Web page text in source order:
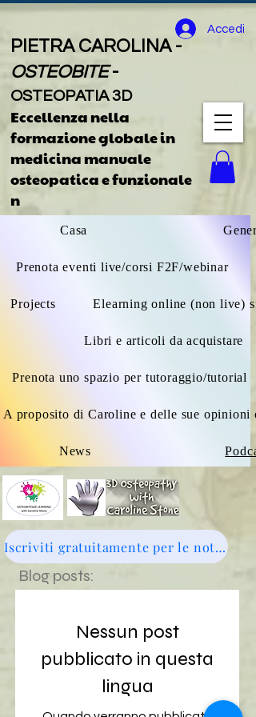
PIETRA CAROLINA -
OSTEOBITE-
OSTEOPATIA 3D
Eccellenza nella
formazione globalein
medicina manuale
osteopatica e funzionale
n
Accedi
Casa
Prenota eventi live/corsi F2F/webinar
Projects Elearning online (non live)
Libri e articoli da acquistare
Prenota uno spazio per tutoraggio/tutorial
A proposito di Caroline e delle sue opinioni
News
Iscriviti gratuitamente per le notizie: clicca qui
Blog posts:
Nessun post
pubblicato in questa
lingua